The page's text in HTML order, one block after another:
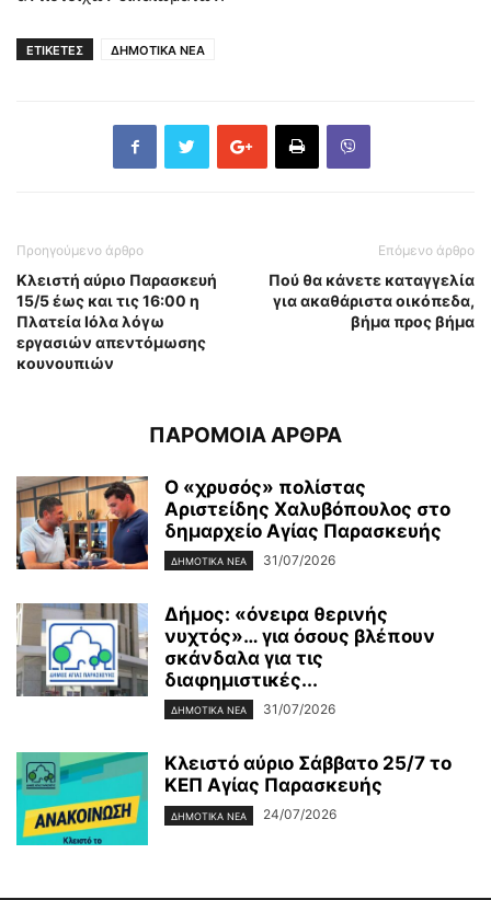
ΕΤΙΚΕΤΕΣ ΔΗΜΟΤΙΚΑ ΝΕΑ
Προηγούμενο άρθρο
Κλειστή αύριο Παρασκευή
15/5 έως και τις 16:00 η
Πλατεία Ιόλα λόγω
εργασιών απεντόμωσης
κουνουπιών
Επόμενο άρθρο
Πού θα κάνετε καταγγελία
για ακαθάριστα οικόπεδα,
βήμα προς βήμα
ΠΑΡΟΜΟΙΑ ΑΡΘΡΑ
Ο «χρυσός» πολίστας
Αριστείδης Χαλυβόπουλος στο
δημαρχείο Αγίας Παρασκευής
ΔΗΜΟΤΙΚΑ ΝΕΑ 31/07/2026
Δήμος: «όνειρα θερινής
νυχτός»… για όσους βλέπουν
σκάνδαλα για τις
διαφημιστικές...
ΔΗΜΟΤΙΚΑ ΝΕΑ 31/07/2026
Κλειστό αύριο Σάββατο 25/7 το
ΚΕΠ Αγίας Παρασκευής
ΔΗΜΟΤΙΚΑ ΝΕΑ 24/07/2026